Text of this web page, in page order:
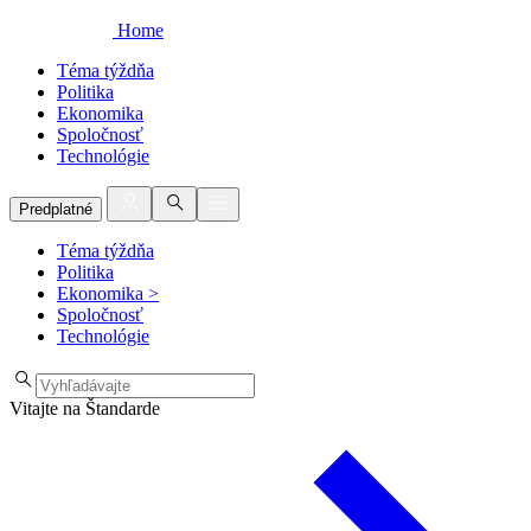
Home
Téma týždňa
Politika
Ekonomika
Spoločnosť
Technológie
Predplatné
Téma týždňa
Politika
Ekonomika >
Spoločnosť
Technológie
Vitajte na Štandarde